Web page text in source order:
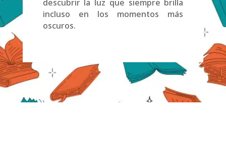
incluso en los momentos más
oscuros.